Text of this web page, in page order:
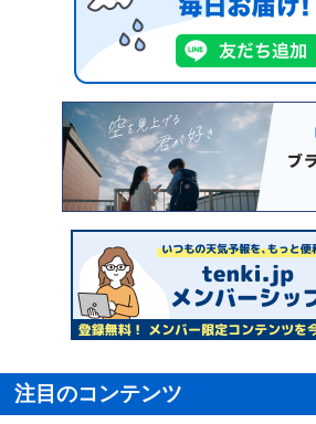
注目のコンテンツ